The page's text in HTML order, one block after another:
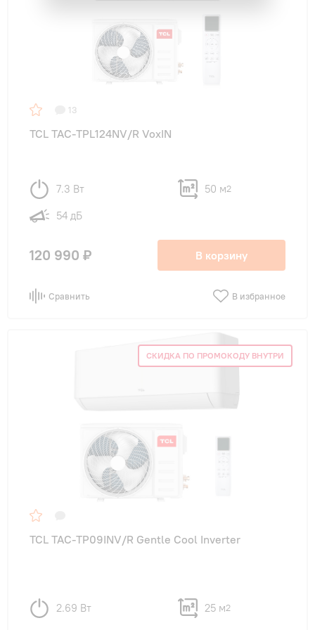
13
TCL TAC-TPL124NV/R VoxIN
7.3 Вт 50 м2
54 дБ
120 990 ₽ В корзину
Сравнить В избранное
СКИДКА ПО ПРОМОКОДУ ВНУТРИ
TCL TAC-TP09INV/R Gentle Cool Inverter
2.69 Вт 25 м2